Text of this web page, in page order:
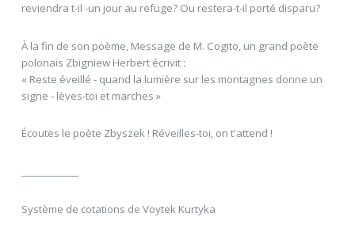
reviendra t-il -un jour au refuge? Ou restera-t-il porté disparu?
À la fin de son poème, Message de M. Cogito, un grand poète
polonais Zbigniew Herbert écrivit :
« Reste éveillé - quand la lumière sur les montagnes donne un
signe - lèves-toi et marches »
Écoutes le poète Zbyszek ! Réveilles-toi, on t'attend !
Système de cotations de Voytek Kurtyka